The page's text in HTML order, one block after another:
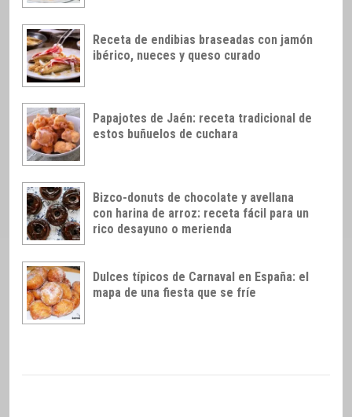
Receta de endibias braseadas con jamón
ibérico, nueces y queso curado
Papajotes de Jaén: receta tradicional de
estos buñuelos de cuchara
Bizco-donuts de chocolate y avellana
con harina de arroz: receta fácil para un
rico desayuno o merienda
Dulces típicos de Carnaval en España: el
mapa de una fiesta que se fríe